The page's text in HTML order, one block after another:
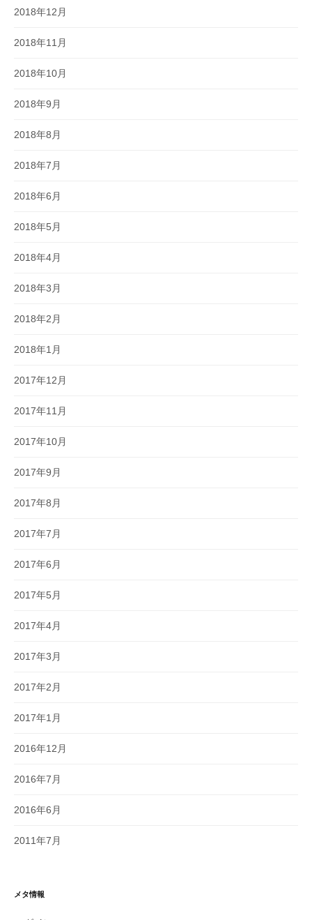
2018年12月
2018年11月
2018年10月
2018年9月
2018年8月
2018年7月
2018年6月
2018年5月
2018年4月
2018年3月
2018年2月
2018年1月
2017年12月
2017年11月
2017年10月
2017年9月
2017年8月
2017年7月
2017年6月
2017年5月
2017年4月
2017年3月
2017年2月
2017年1月
2016年12月
2016年7月
2016年6月
2011年7月
メタ情報